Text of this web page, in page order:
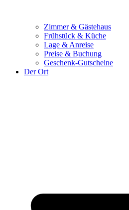
Zimmer & Gästehaus
Frühstück & Küche
Lage & Anreise
Preise & Buchung
Geschenk-Gutscheine
Der Ort